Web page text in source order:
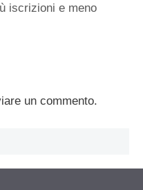
iscrizioni e meno
un commento.